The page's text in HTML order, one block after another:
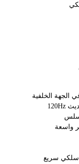
الجهة الخلفية
واسعة